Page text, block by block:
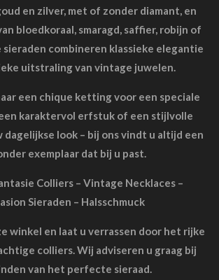
en zilver, met of zonder diamant, en
bloedkoraal, smaragd, saffier, robijn of
sieraden combineren klassieke elegantie
uitstraling van vintage juwelen.
een chique ketting voor een speciale
karaktervol erfstuk of een stijlvolle
dagelijkse look – bij ons vindt u altijd een
exemplaar dat bij u past.
Colliers – Vintage Necklaces –
Sieraden – Halsschmuck
winkel en laat u verrassen door het rijke
colliers. Wij adviseren u graag bij
van het perfecte sieraad.